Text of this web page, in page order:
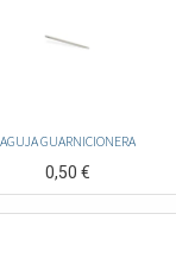
AGUJA GUARNICIONERA
0,50€